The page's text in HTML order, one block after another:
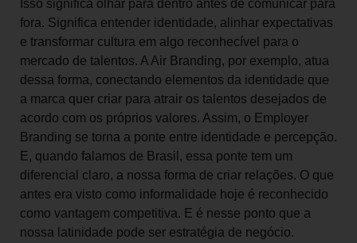
Isso significa olhar para dentro antes de comunicar para
fora. Significa entender identidade, alinhar expectativas
e transformar cultura em algo reconhecível para o
mercado de talentos. A Air Branding, por exemplo, atua
dessa forma, conectando elementos da identidade que
a marca quer criar para atrair os talentos desejados de
acordo com os próprios valores. Assim, o Employer
Branding se torna a ponte entre identidade e percepção.
E, quando falamos de Brasil, essa ponte tem um
diferencial claro, a nossa forma de criar relações. O que
antes era visto como informalidade hoje é reconhecido
como vantagem competitiva. E é nesse ponto que a
nossa latinidade pode ser estratégia de negócio.